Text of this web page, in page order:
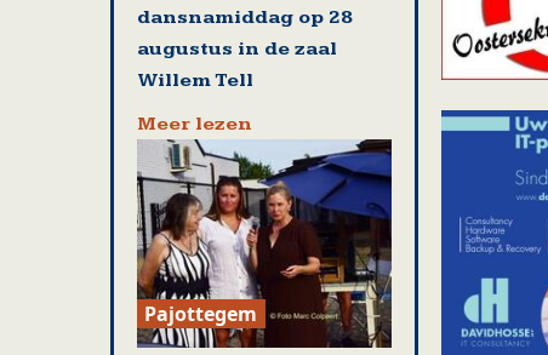
dansnamiddag op 28
augustus in de zaal
Willem Tell
Meer lezen
Pajottegem